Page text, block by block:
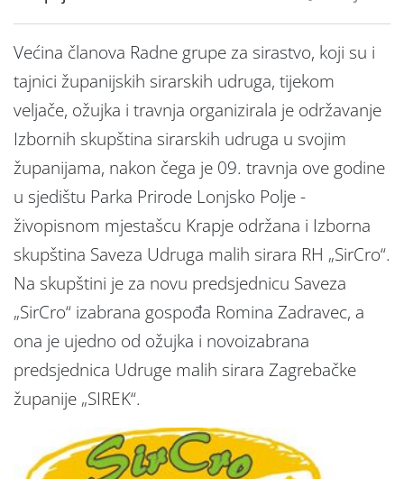
Većina članova Radne grupe za sirastvo, koji su i
tajnici županijskih sirarskih udruga, tijekom
veljače, ožujka i travnja organizirala je održavanje
Izbornih skupština sirarskih udruga u svojim
županijama, nakon čega je 09. travnja ove godine
u sjedištu Parka Prirode Lonjsko Polje -
živopisnom mjestašcu Krapje održana i Izborna
skupština Saveza Udruga malih sirara RH „SirCro“.
Na skupštini je za novu predsjednicu Saveza
„SirCro“ izabrana gospođa Romina Zadravec, a
ona je ujedno od ožujka i novoizabrana
predsjednica Udruge malih sirara Zagrebačke
županije „SIREK“.